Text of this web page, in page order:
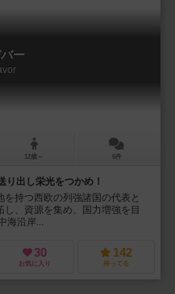
ー
12歳～ 6件
出し栄光をつかめ！
持つ西欧の列強諸国の代表と
、資源を集め、国力増強を目
海沿岸...
30
お気に入り
142
持ってる